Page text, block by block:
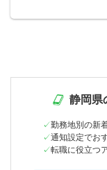
静岡県
勤務地別の新
通知設定でお
転職に役立つ